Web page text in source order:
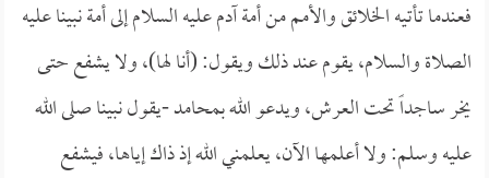
فعندما تأتيه الخلائق والأمم من أمة آدم عليه السلام إلى أمة نبينا عليه
الصلاة والسلام، يقوم عند ذلك ويقول: (أنا لها)، ولا يشفع حتى
يخر ساجداً تحت العرش، ويدعو الله بمحامد -يقول نبينا صلى الله
عليه وسلم: ولا أعلمها الآن، يعلمني الله إذ ذاك إياها، فيشفع